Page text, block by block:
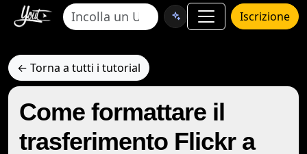
Iscrizione
← Torna a tutti i tutorial
Come formattare il
trasferimento Flickr a